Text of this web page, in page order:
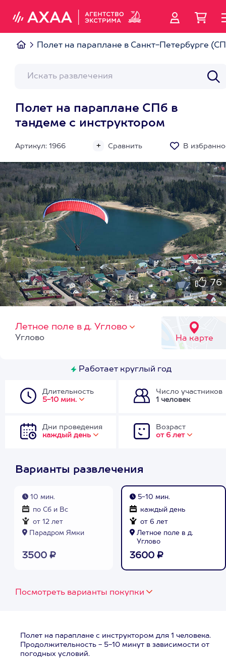
Полет на параплане в Санкт-Петербурге
Полет на параплане СПб в
тандеме с инструктором
Артикул: 1966 Сравнить В
76
Летное поле в д. Углово
На карте
Углово
Работает круглый год
Длительность
5-10 мин.
Число участников
1 человек
Дни проведения
каждый день
Возраст
от 6 лет
Варианты развлечения
10 мин.
по Сб и Вс
от 12 лет
Парадром Ямки
3500 ₽
5-10 мин.
каждый день
от 6 лет
Летное поле в д.
Углово
3600 ₽
Посмотреть варианты покупки
Полет на параплане с инструктором для 1 человека.
Продолжительность - 5-10 минут в зависимости от
погодных условий.